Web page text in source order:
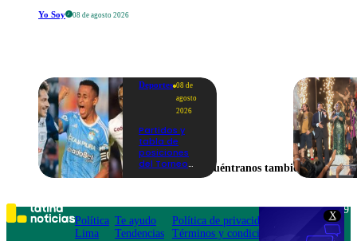
X
Yo Soy 08 de agosto 2026
Deportes 08 de
agosto
2026
Partidos y
tabla de
posiciones
del Torneo
en la fecha 4
Encuéntranos también en
Política
Lima
Te ayudo
Tendencias
Política de privacidad
Términos y condiciones
Teléfono: 219
Av. San